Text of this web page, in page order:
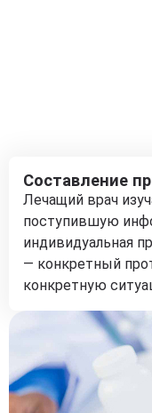
Составление
Лечащий врач
поступившую
индивидуальная
— конкретный
конкретную